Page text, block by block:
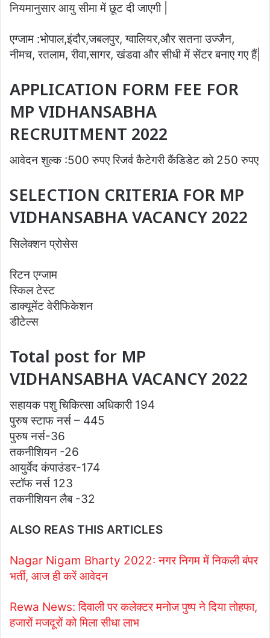
नियमानुसार आयु सीमा में छूट दी जाएगी |
एग्जाम :भोपाल,इंदौर,जबलपुर, ग्वालियर,और सतना उज्जैन,
नीमच, रतलाम, रीवा,सागर, खंडवा और सीधी में सेंटर बनाए गए हैं|
APPLICATION FORM FEE FOR
MP VIDHANSABHA
RECRUITMENT 2022
आवेदन शुल्क :500 रुपए रिजर्व कैटेगरी कैंडिडेट को 250 रुपए
SELECTION CRITERIA FOR MP
VIDHANSABHA VACANCY 2022
सिलेक्शन प्रोसेस
रिटन एग्जाम
स्किल टेस्ट
डाक्यूमेंट वेरीफिकेशन
डीटेल्स
Total post for MP
VIDHANSABHA VACANCY 2022
सहायक पशु चिकित्सा अधिकारी 194
पुरुष स्टाफ नर्स – 445
पुरुष नर्स-36
तकनीशियन -26
आयुर्वेद कंपाउंडर-174
स्टॉफ नर्स 123
तकनीशियन लैब -32
ALSO REAS THIS ARTICLES
Nagar Nigam Bharty 2022: नगर निगम में निकली बंपर
भर्ती, आज ही करें आवेदन
Rewa News: दिवाली पर कलेक्टर मनोज पुष्प ने दिया तोहफा,
हजारों मजदूरों को मिला सीधा लाभ